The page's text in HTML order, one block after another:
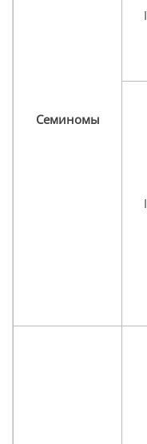
Семиномы